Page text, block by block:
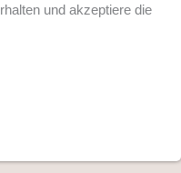
und akzeptiere die